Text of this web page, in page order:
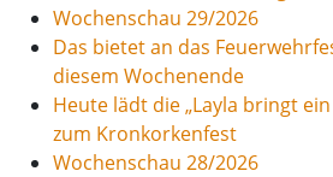
Wochenschau 29/2026
Das bietet an das
diesem Wochenende
Heute lädt die „Layla bringt
zum Kronkorkenfest
Wochenschau 28/2026